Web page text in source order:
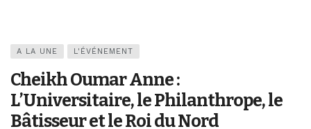
A LA UNE L'ÉVÉNEMENT
Cheikh Oumar Anne :
L’Universitaire, le Philanthrope, le
Bâtisseur et le Roi du Nord